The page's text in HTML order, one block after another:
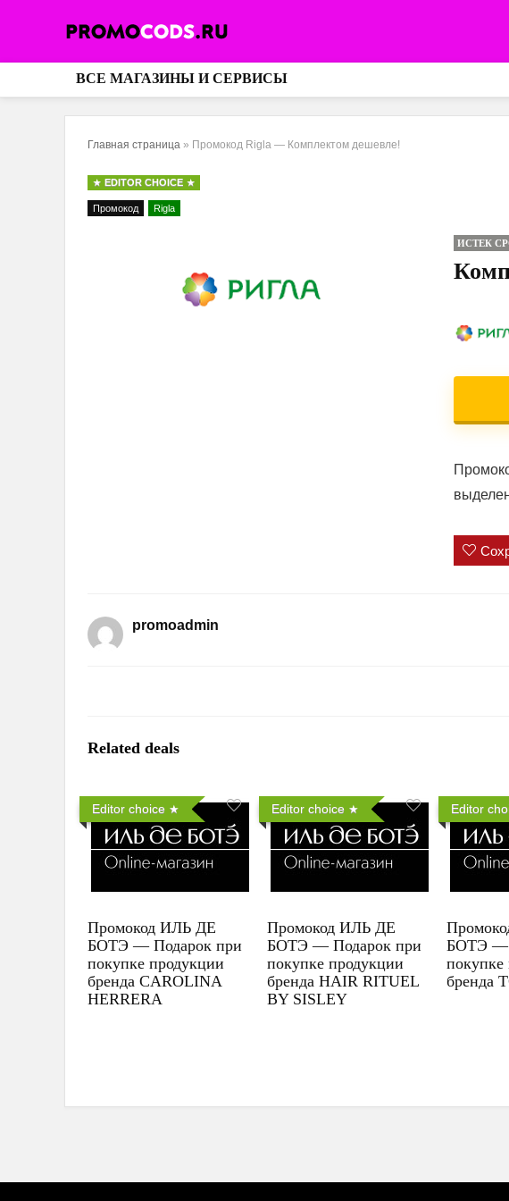
ВСЕ МАГАЗИНЫ И СЕРВИСЫ
Главная страница » Промокод Rigla — Комплектом дешевле!
EDITOR CHOICE
Промокод Rigla
ИСТЕК
promoadmin
Related deals
Editor choice
Промокод ИЛЬ ДЕ
БОТЭ — Подарок при
покупке продукции
бренда CAROLINA
HERRERA
Editor choice
Промокод ИЛЬ ДЕ
БОТЭ — Подарок при
покупке продукции
бренда HAIR RITUEL
BY SISLEY
Editor
БОТЭ —
покупке
бренда